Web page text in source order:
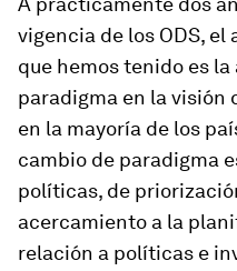
vigencia de los ODS,
que hemos tenido es
paradigma en la visión
en la mayoría de los
cambio de paradigma
políticas, de
acercamiento a la
relación a políticas e